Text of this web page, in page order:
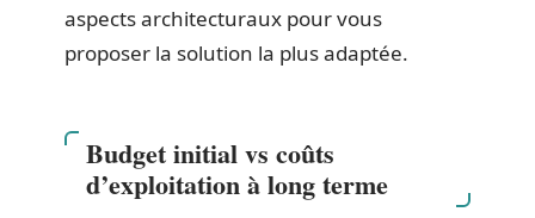
aspects architecturaux pour vous
proposer la solution la plus adaptée.
Budget initial vs coûts
d’exploitation à long terme